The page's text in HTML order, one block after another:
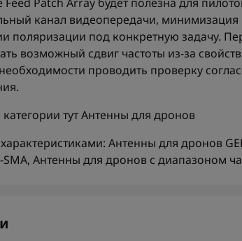
канал видеопередачи, минимизация
поляризации под конкретную задачу.
возможный сдвиг частоты из-за
проводить проверку
тутАнтенны для дронов
Антенны для дронов
, Антенны для дронов с диапазоном